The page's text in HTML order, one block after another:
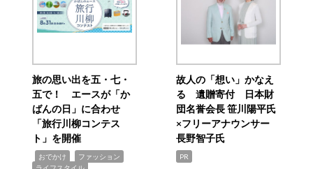
旅の思い出を五・七・
五で！ エースが「か
ばんの日」に合わせ
「旅行川柳コンテス
ト」を開催
おでかけ ファッション
故人の「想い」かなえ
る 遺贈寄付 日本財
団名誉会長 笹川陽平氏
×フリーアナウンサー
長野智子氏
PR